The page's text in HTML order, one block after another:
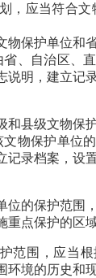
，应当符合文
保护单位和
、自治区、
说明，建立记
和县级文物保
物保护单位
记录档案，设
的保护范围
点保护的区域
范围，应当
环境的历史和